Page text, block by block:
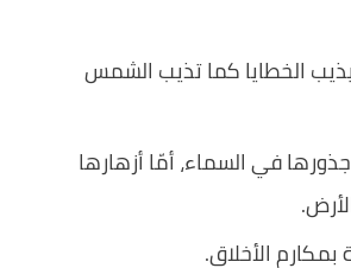
الخطايا كما تذيب الشمس
جذورها في السماء، أمّا أزهارها
الأخلاق.